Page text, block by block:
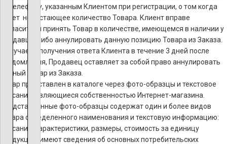
по телефону, указанным Клиентом при регистрации, о том когда
будет недостающее количество Товара. Клиент вправе
согласиться принять Товар в количестве, имеющемся в наличии у
Продавца, либо аннулировать данную позицию Товара из Заказа.
В случае неполучения ответа Клиента в течение 3 дней после
уведомления, Продавец оставляет за собой право аннулировать
данный Товар из Заказа.
Товар представлен в каталоге через фото-образцы и текстовое
описание, являющиеся собственностью Интернет-магазина.
Представленные фото-образцы содержат один и более видов
товара определенного наименования и текстовую информацию:
описание, характеристики, размеры, стоимость за единицу
продукции, имеют сведения об основных потребительских